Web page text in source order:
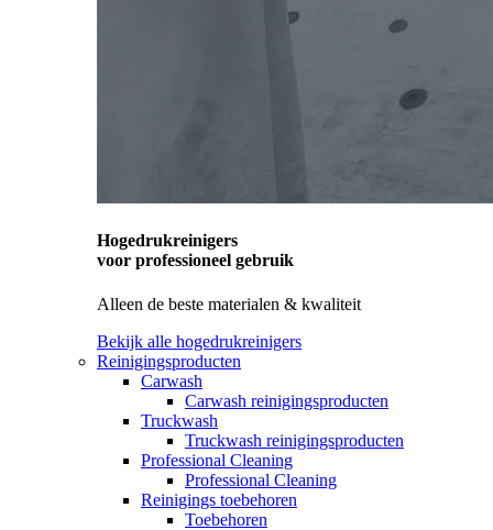
Hogedrukreinigers
voor professioneel gebruik
Alleen de beste materialen & kwaliteit
Bekijk alle hogedrukreinigers
Reinigingsproducten
Carwash
Carwash reinigingsproducten
Truckwash
Truckwash reinigingsproducten
Professional Cleaning
Professional Cleaning
Reinigings toebehoren
Toebehoren